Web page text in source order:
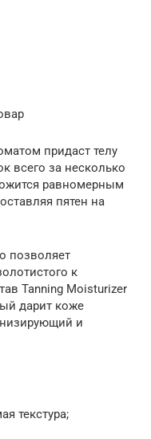
придаст телу
всего за несколько
равномерным
пятен на
позволяет
к
Tanning Moisturizer
дарит коже
и
текстура;